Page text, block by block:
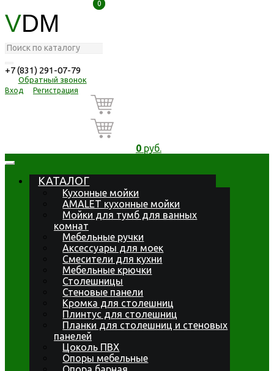
VDM
+7 (831) 291-07-79
Обратный звонок
Вход Регистрация
0
0
0руб.
КАТАЛОГ
Кухонные мойки
AMALET кухонные мойки
Мойки для тумб для ванных
комнат
Мебельные ручки
Аксессуары для моек
Смесители для кухни
Мебельные крючки
Столешницы
Стеновые панели
Кромка для столешниц
Плинтус для столешниц
Планки для столешниц и стеновых
панелей
Цоколь ПВХ
Опоры мебельные